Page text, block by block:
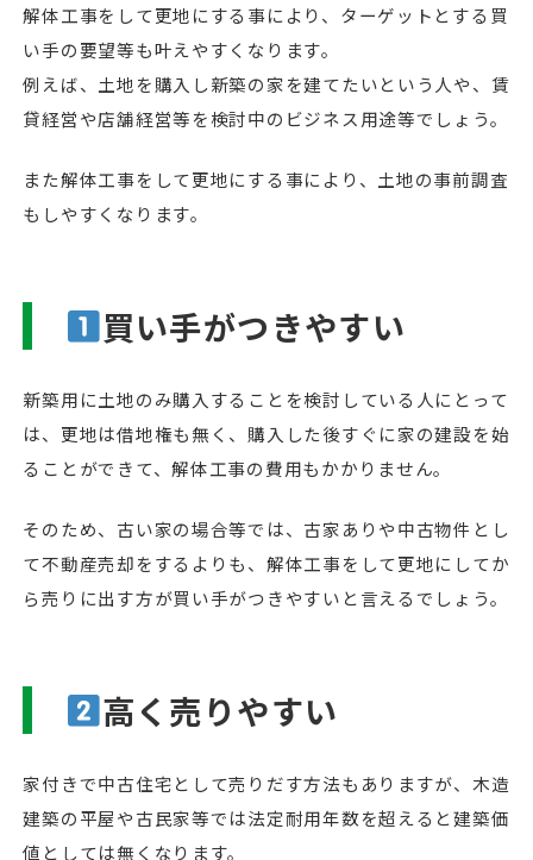
解体工事をして更地にする事により、ターゲットとする買
い手の要望等も叶えやすくなります。
例えば、土地を購入し新築の家を建てたいという人や、賃
貸経営や店舗経営等を検討中のビジネス用途等でしょう。
また解体工事をして更地にする事により、土地の事前調査
もしやすくなります。
買い手がつきやすい
新築用に土地のみ購入することを検討している人にとって
は、更地は借地権も無く、購入した後すぐに家の建設を始
ることができて、解体工事の費用もかかりません。
そのため、古い家の場合等では、古家ありや中古物件とし
て不動産売却をするよりも、解体工事をして更地にしてか
ら売りに出す方が買い手がつきやすいと言えるでしょう。
高く売りやすい
家付きで中古住宅として売りだす方法もありますが、木造
建築の平屋や古民家等では法定耐用年数を超えると建築価
値としては無くなります。